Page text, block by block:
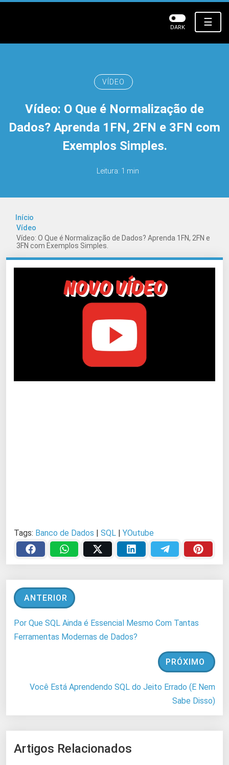
☰
DARK
VÍDEO
Vídeo: O Que é Normalização de
Dados? Aprenda 1FN, 2FN e 3FN com
Exemplos Simples.
Leitura: 1 min
Início
Vídeo
Vídeo: O Que é Normalização de Dados? Aprenda 1FN, 2FN e
3FN com Exemplos Simples.
Tags: Banco de Dados SQL YOutube
ANTERIOR
Por Que SQL Ainda é Essencial Mesmo Com Tantas
Ferramentas Modernas de Dados?
PRÓXIMO
Você Está Aprendendo SQL do Jeito Errado (E Nem
Sabe Disso)
Artigos Relacionados